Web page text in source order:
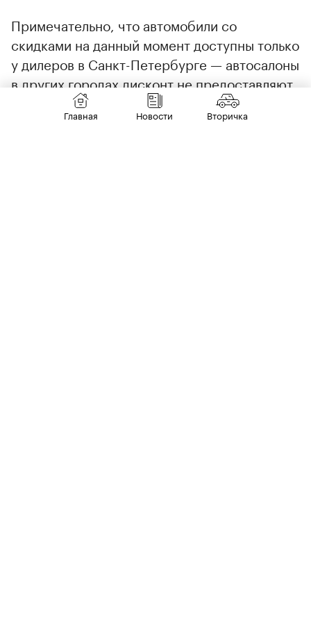
Примечательно, что автомобили со
скидками на данный момент доступны только
у дилеров в Санкт-Петербурге — автосалоны
в других городах дисконт не предоставляют.
Главная Новости Вторичка